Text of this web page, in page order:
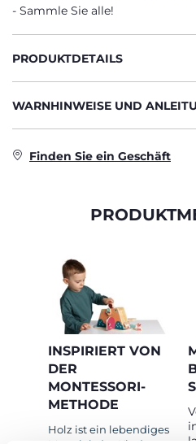
Sammle Sie alle!
PRODUKTDETAILS
WARNHINWEISE UND
Finden Sie ein Geschäft
INSPIRIERT VON
DER
MONTESSORI-
METHODE
Holz ist ein lebendiges